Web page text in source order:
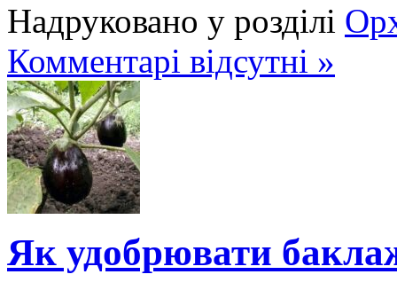
Надруковано у розділі
Комментарі відсутні »
Як удобрювати